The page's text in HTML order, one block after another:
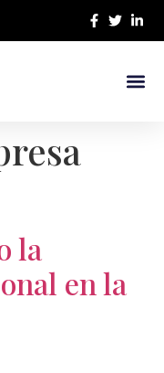
la
en la